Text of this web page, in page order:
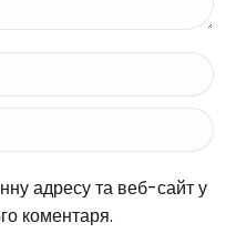
адресу та веб-сайт у
коментаря.